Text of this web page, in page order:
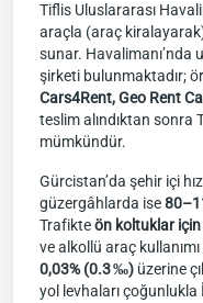
Tiflis Uluslararası
araçla (araç
sunar. Havalimanı’nda
şirketi bulunmaktadır;
Cars4Rent, Geo Rent
teslim alındıktan sonra
mümkündür.
Gürcistan’da şehir içi hız
güzergâhlarda ise
Trafikteön koltuklar
ve alkollü araç
0,03% (0.3 ‰) üzerine
yol levhaları çoğunlukla